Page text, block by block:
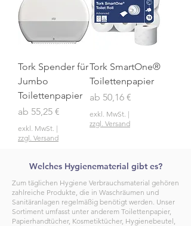
Tork Spender für
Jumbo
Toilettenpapier
ab 55,25 €
Sale-Preis
exkl. MwSt. |
zzgl. Versand
Tork SmartOne®
Toilettenpapier
ab 50,16 €
Sale-Preis
exkl. MwSt. |
zzgl. Versand
Welches Hygienematerial gibt es?
Zum täglichen Hygiene Verbrauchsmaterial gehören
zahlreiche Produkte, die in Waschräumen und
Sanitäranlagen regelmäßig benötigt werden. Unser
Sortiment umfasst unter anderem Toilettenpapier,
Papierhandtücher, Kosmetiktücher, Hygienebeutel,